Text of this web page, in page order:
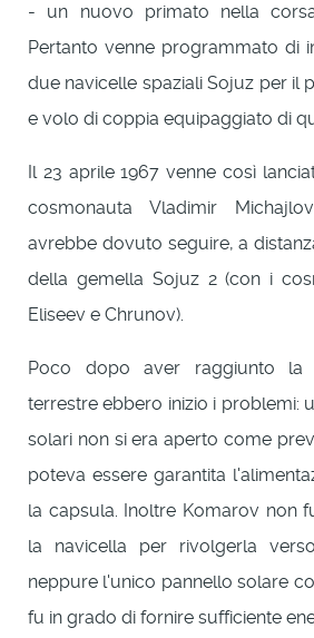
- un nuovo primato nella
Pertanto venne programmato di
due navicelle spaziali Sojuz per il
e volo di coppia equipaggiato di
Il 23 aprile 1967 venne così
cosmonauta Vladimir
avrebbe dovuto seguire, a
della gemella Sojuz 2 (con i
Eliseev e Chrunov).
Poco dopo aver raggiunto la
terrestre ebbero inizio i problemi:
solari non si era aperto come
poteva essere garantita
la capsula. Inoltre Komarov non
la navicella per rivolgerla
neppure l'unico pannello solare
fu in grado di fornire sufficiente